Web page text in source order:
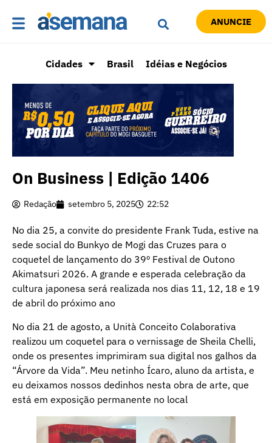
ANUNCIE
Cidades Brasil Idéias e Negócios
On Business | Edição 1406
Redação setembro 5, 2025 22:52
No dia 25, a convite do presidente Frank Tuda, estive na
sede social do Bunkyo de Mogi das Cruzes para o
coquetel de lançamento do 39º Festival de Outono
Akimatsuri 2026. A grande e esperada celebração da
cultura japonesa será realizada nos dias 11, 12, 18 e 19
de abril do próximo ano
No dia 21 de agosto, a Unità Conceito Colaborativa
realizou um coquetel para o vernissage de Sheila Chelli,
onde os presentes imprimiram sua digital nos galhos da
“Árvore da Vida”. Meu netinho Ícaro, aluno da artista, e
eu deixamos nossos dedinhos nesta obra de arte, que
está em exposição permanente no local